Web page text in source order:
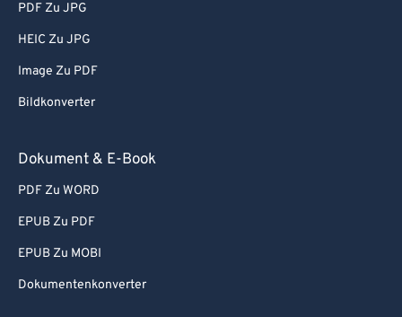
PDF Zu JPG
HEIC Zu JPG
Image Zu PDF
Bildkonverter
Dokument & E-Book
PDF Zu WORD
EPUB Zu PDF
EPUB Zu MOBI
Dokumentenkonverter